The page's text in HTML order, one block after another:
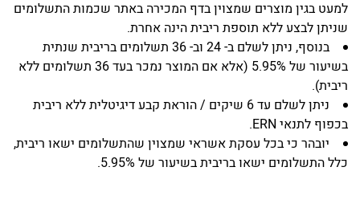
למעט בגין מוצרים שמצוין בדף המכירה באתר שכמות התשלומים
שניתן לבצע ללא תוספת ריבית הינה אחרת.
בנוסף, ניתן לשלם ב- 24 וב- 36 תשלומים בריבית שנתית
בשיעור של 5.95% (אלא אם המוצר נמכר בעד 36 תשלומים ללא
ריבית).
ניתן לשלם עד 6 שיקים / הוראת קבע דיגיטלית ללא ריבית
בכפוף לתנאי ERN.
יובהר כי בכל עסקת אשראי שמצוין שהתשלומים ישאו ריבית,
כלל התשלומים ישאו בריבית בשיעור של 5.95%.